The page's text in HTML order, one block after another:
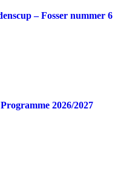
– Fosser nummer 6
2026/2027